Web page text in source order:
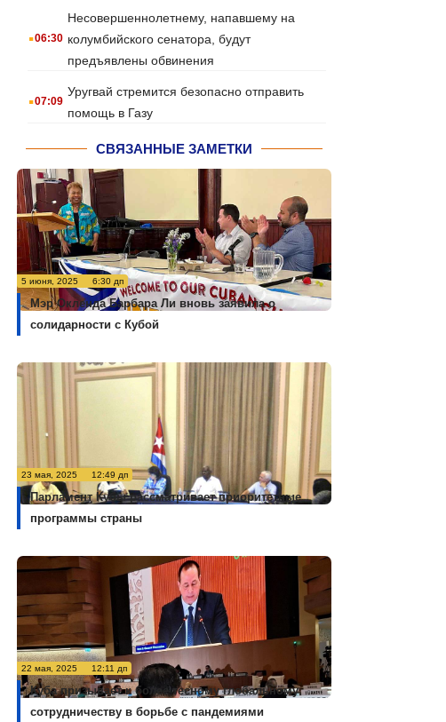
.06:30
Несовершеннолетнему, напавшему на
колумбийского сенатора, будут
предъявлены обвинения
.07:09
Уругвай стремится безопасно отправить
помощь в Газу
СВЯЗАННЫЕ ЗАМЕТКИ
5 июня, 2025 6:30 дп
Мэр Окленда Барбара Ли вновь заявила о
солидарности с Кубой
23 мая, 2025 12:49 дп
Парламент Кубы рассматривает приоритетные
программы страны
22 мая, 2025 12:11 дп
Куба призывает к более тесному глобальному
сотрудничеству в борьбе с пандемиями